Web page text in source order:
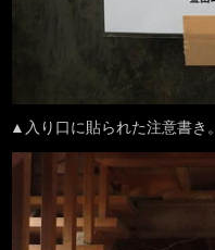
▲入り口に貼られた注意書き。